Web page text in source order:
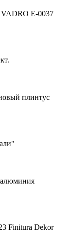
E-0037
плинтус
алюминия
Finitura Dekor